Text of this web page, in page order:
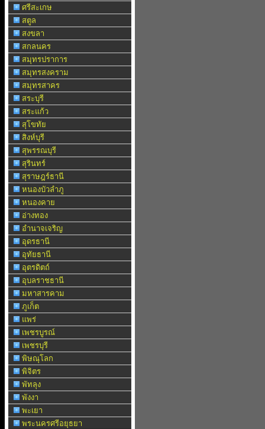
ศรีสะเกษ
สตูล
สงขลา
สกลนคร
สมุทรปราการ
สมุทรสงคราม
สมุทรสาคร
สระบุรี
สระแก้ว
สุโขทัย
สิงห์บุรี
สุพรรณบุรี
สุรินทร์
สุราษฎร์ธานี
หนองบัวลำภู
หนองคาย
อ่างทอง
อำนาจเจริญ
อุดรธานี
อุทัยธานี
อุตรดิตถ์
อุบลราชธานี
มหาสารคาม
ภูเก็ต
แพร่
เพชรบูรณ์
เพชรบุรี
พิษณุโลก
พิจิตร
พัทลุง
พังงา
พะเยา
พระนครศรีอยุธยา